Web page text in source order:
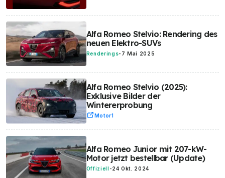
Alfa Romeo Stelvio: Rendering des
neuen Elektro-SUVs
Renderings- 7 Mai 2025
Alfa Romeo Stelvio (2025):
Exklusive Bilder der
Wintererprobung
Motor1
Alfa Romeo Junior mit 207-kW-
Motor jetzt bestellbar (Update)
Offiziell -24 Okt. 2024